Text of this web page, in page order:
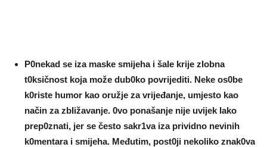
P0nekad se iza maske smijeha i šaIe krije zIobna
t0ksičnost koja može dub0ko povrijediti. Neke os0be
k0riste humor kao oružje za vrijeđanje, umjesto kao
način za zbIižavanje. 0vo ponašanje nije uvijek Iako
prep0znati, jer se često sakr1va iza prividno nevinih
k0mentara i smijeha. Međutim, post0ji nekoliko znak0va